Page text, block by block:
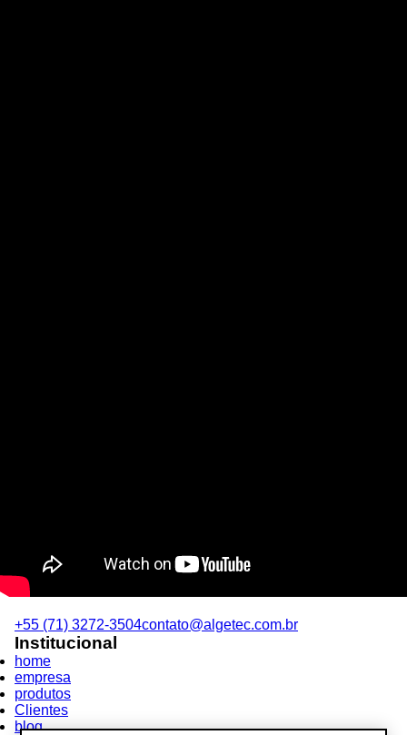
+55 (71) 3272-3504contato@algetec.com.br
Institucional
home
empresa
produtos
Clientes
blog